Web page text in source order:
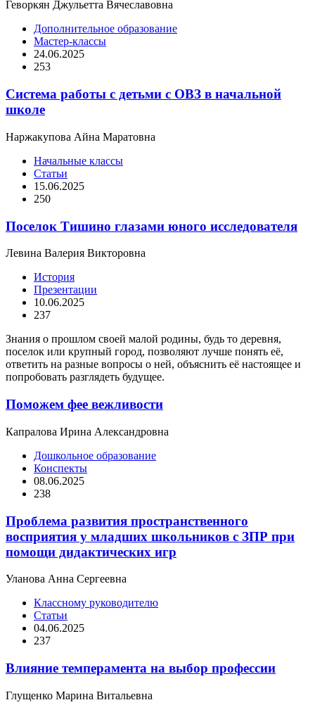
Геворкян Джульетта Вячеславовна
Дополнительное образование
Мастер-классы
24.06.2025
253
Система работы с детьми с ОВЗ в начальной
школе
Наржакупова Айна Маратовна
Начальные классы
Статьи
15.06.2025
250
Поселок Тишино глазами юного исследователя
Левина Валерия Викторовна
История
Презентации
10.06.2025
237
Знания о прошлом своей малой родины, будь то деревня,
поселок или крупный город, позволяют лучше понять её,
ответить на разные вопросы о ней, объяснить её настоящее и
попробовать разглядеть будущее.
Поможем фее вежливости
Капралова Ирина Александровна
Дошкольное образование
Конспекты
08.06.2025
238
Проблема развития пространственного
восприятия у младших школьников с ЗПР при
помощи дидактических игр
Уланова Анна Сергеевна
Классному руководителю
Статьи
04.06.2025
237
Влияние темперамента на выбор профессии
Глущенко Марина Витальевна